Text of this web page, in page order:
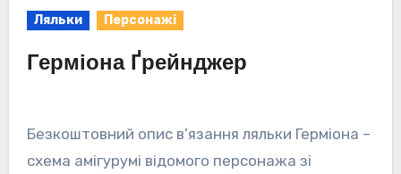
Ляльки Персонажі
Герміона Ґрейнджер
Безкоштовний опис в’язання ляльки Герміона –
схема амігурумі відомого персонажа зі